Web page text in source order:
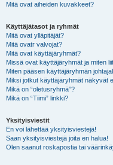
Mitä ovat aiheiden kuvakkeet?
Käyttäjätasot ja ryhmät
Mitä ovat ylläpitäjät?
Mitä ovatr valvojat?
Mitä ovat käyttäjäryhmät?
Missä ovat käyttäjäryhmät ja miten
Miten pääsen käyttäjäryhmän
Miksi jotkut käyttäjäryhmät näkyvät
Mikä on “oletusryhmä”?
Mikä on “Tiimi” linkki?
Yksityisviestit
En voi lähettää yksityisviestejä!
Saan yksityisviestejä joita en halua!
Olen saanut roskapostia tai